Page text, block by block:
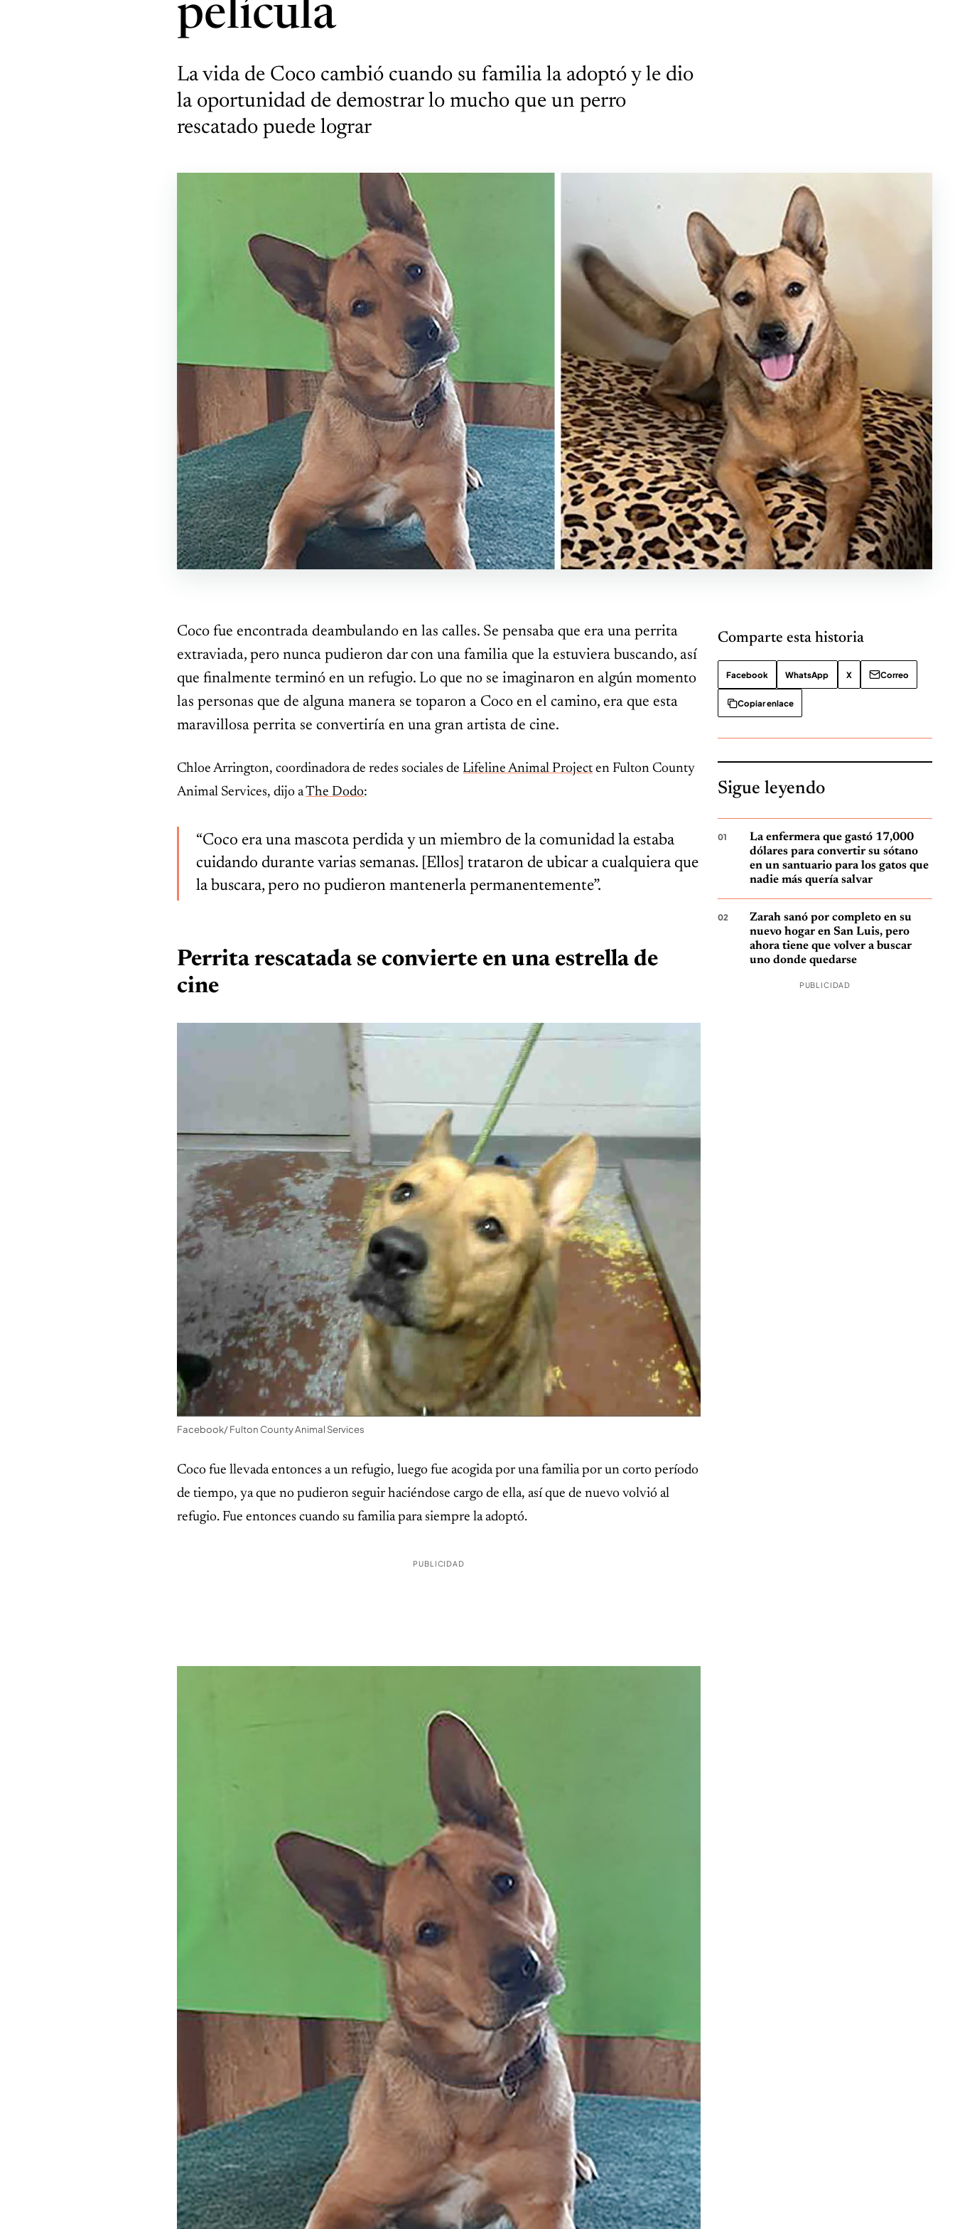
película
La vida de Coco cambió cuando su familia la adoptó y le dio
la oportunidad de demostrar lo mucho que un perro
rescatado puede lograr
Coco fue encontrada deambulando en las calles. Se pensaba que era una perrita
extraviada, pero nunca pudieron dar con una familia que la estuviera buscando, así
que finalmente terminó en un refugio. Lo que no se imaginaron en algún momento
las personas que de alguna manera se toparon a Coco en el camino, era que esta
maravillosa perrita se convertiría en una gran artista de cine.
Chloe Arrington, coordinadora de redes sociales de Lifeline Animal Project en Fulton County
Animal Services, dijo aThe Dodo:
“Coco era una mascota perdida y un miembro de la comunidad la estaba
cuidando durante varias semanas. [Ellos] trataron de ubicar a cualquiera que
la buscara, pero no pudieron mantenerla permanentemente”.
Perrita rescatada se convierte en una estrella de
cine
Facebook/ Fulton County Animal Services
Coco fue llevada entonces a un refugio, luego fue acogida por una familia por un corto período
de tiempo, ya que no pudieron seguir haciéndose cargo de ella, así que de nuevo volvió al
refugio. Fue entonces cuando su familia para siempre la adoptó.
PUBLICIDAD
Comparte esta historia
Facebook WhatsApp X Correo
Copiar enlace
Sigue leyendo
La enfermera que gastó 17,000
dólares para convertir su sótano
en un santuario para los gatos que
nadie más quería salvar
Zarah sanó por completo en su
nuevo hogar en San Luis, pero
ahora tiene que volver a buscar
uno donde quedarse
PUBLICIDAD